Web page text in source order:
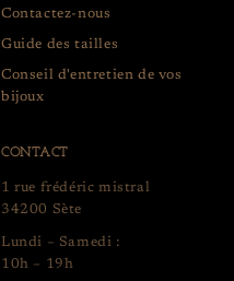
Contactez-nous
Guide des tailles
Conseil d'entretien de vos
bijoux
CONTACT
1 rue frédéric mistral
34200 Sète
Lundi – Samedi :
10h – 19h